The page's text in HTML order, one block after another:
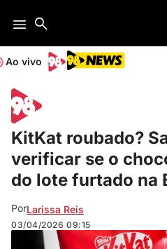
Ao vivo
KitKat roubado?
verificar se o
do lote furtado na
PorLarissa Reis
03/04/2026 09:15